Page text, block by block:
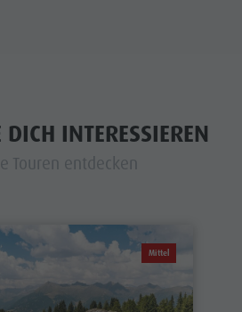
INTERESSIEREN
Touren entdecken
Mittel